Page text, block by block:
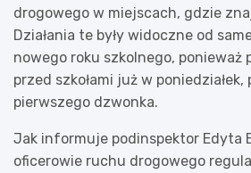
drogowego w miejscach, gdzie
Działania te były widoczne od
nowego roku szkolnego, ponieważ
przed szkołami już w
pierwszego dzwonka.
Jak informuje podinspektor Edyta
oficerowie ruchu drogowego